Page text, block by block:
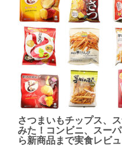
さつまいもチップス、
みた！コンビニ、スー
ら新商品まで実食レビ